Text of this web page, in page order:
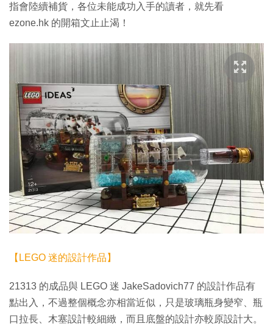
指會陸續補貨，各位未能成功入手的讀者，就先看
ezone.hk 的開箱文止止渴！
【LEGO 迷的設計作品】
21313 的成品與 LEGO 迷 JakeSadovich77 的設計作品有
點出入，不過整個概念亦相當近似，只是玻璃瓶身變窄、瓶
口拉長、木塞設計較細緻，而且底盤的設計亦較原設計大。